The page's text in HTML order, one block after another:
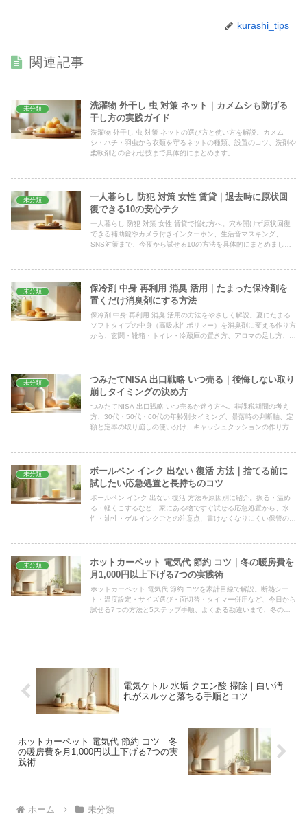
kurashi_tips
関連記事
未分類
洗濯物 外干し 虫 対策 ネット｜カメムシも防げる
干し方の実践ガイド
洗濯物 外干し 虫 対策 ネットの選び方と使い方を解説。カメム
シ・ハチ・羽虫から衣類を守るネットの種類、設置のコツ、洗剤や
柔軟剤との合わせ技まで具体的にまとめます。
未分類
一人暮らし 防犯 対策 女性 賃貸｜退去時に原状回
復できる10の安心テク
一人暮らし 防犯 対策 女性 賃貸で悩む方へ。穴を開けず原状回復
できる補助錠やカメラ付きインターホン、生活音マスキング、
SNS対策まで、今夜から試せる10の方法を具体的にまとめまし
未分類
保冷剤 中身 再利用 消臭 活用｜たまった保冷剤を
置くだけ消臭剤にする方法
保冷剤 中身 再利用 消臭 活用の方法をやさしく解説。夏にたまる
ソフトタイプの中身（高吸水性ポリマー）を消臭剤に変える作り方
から、玄関・靴箱・トイレ・冷蔵庫の置き方、アロマの足し方、排
未分類
つみたてNISA 出口戦略 いつ売る｜後悔しない取り
崩しタイミングの決め方
つみたてNISA 出口戦略 いつ売るか迷う方へ。非課税期間の考え
方、30代・50代・60代の年齢別タイミング、暴落時の判断軸、定
額と定率の取り崩しの使い分け、キャッシュクッションの作り方ま
未分類
ボールペン インク 出ない 復活 方法｜捨てる前に
試したい応急処置と長持ちのコツ
ボールペン インク 出ない 復活 方法を原因別に紹介。振る・温め
る・軽くこするなど、家にある物ですぐ試せる応急処置から、水
性・油性・ゲルインクごとの注意点、書けなくなりにくい保管のコ
未分類
ホットカーペット 電気代 節約 コツ｜冬の暖房費を
月1,000円以上下げる7つの実践術
ホットカーペット 電気代 節約 コツを家計目線で解説。断熱シー
ト・温度設定・サイズ選び・面切替・タイマー併用など、今日から
試せる7つの方法と5ステップ手順、よくある勘違いまで、冬の暖
電気ケトル 水垢 クエン酸 掃除｜白い汚
れがスルッと落ちる手順とコツ
ホットカーペット 電気代 節約 コツ｜冬
の暖房費を月1,000円以上下げる7つの実
践術
ホーム 未分類